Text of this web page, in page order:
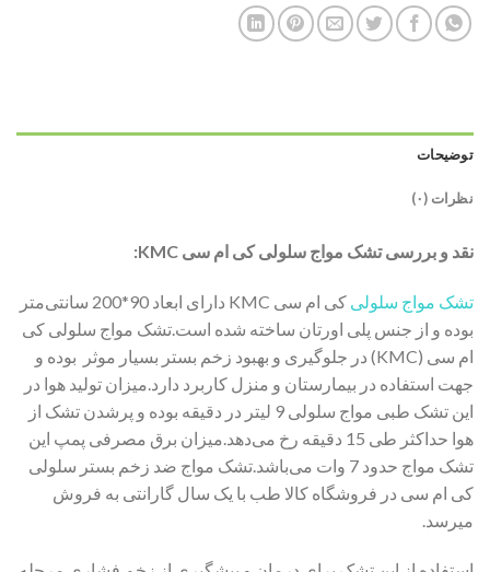
توضیحات
نظرات (۰)
نقد و بررسی تشک مواج سلولی کی ام سی KMC:
تشک مواج سلولی
کی ام سی KMC دارای ابعاد 90*200 سانتی‌متر
بوده و از جنس پلی اورتان ساخته شده است.تشک مواج سلولی کی
ام سی (KMC) در جلوگیری و بهبود زخم بستر بسیار موثر بوده و
جهت استفاده در بیمارستان و منزل کاربرد دارد.میزان تولید هوا در
این تشک طبی مواج سلولی 9 لیتر در دقیقه بوده و پرشدن تشک از
هوا حداکثر طی 15 دقیقه رخ می‌دهد.میزان برق مصرفی پمپ این
تشک مواج حدود 7 وات می‌باشد.تشک مواج ضد زخم بستر سلولی
کی ام سی در فروشگاه کالا طب با یک سال گارانتی به فروش
میرسد.